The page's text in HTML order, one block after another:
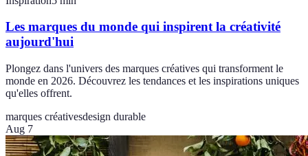
Les marques du monde qui inspirent la créativité
aujourd'hui
Plongez dans l'univers des marques créatives qui transforment le
monde en 2026. Découvrez les tendances et les inspirations uniques
qu'elles offrent.
marques créativesdesign durable
Aug 7